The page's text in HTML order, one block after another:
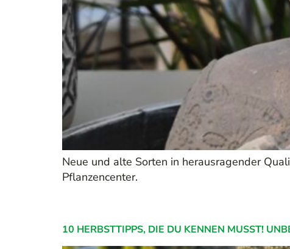
Neue und alte Sorten in herausragender
Pflanzencenter.
10 HERBSTTIPPS, DIE DU KENNEN MUSST!